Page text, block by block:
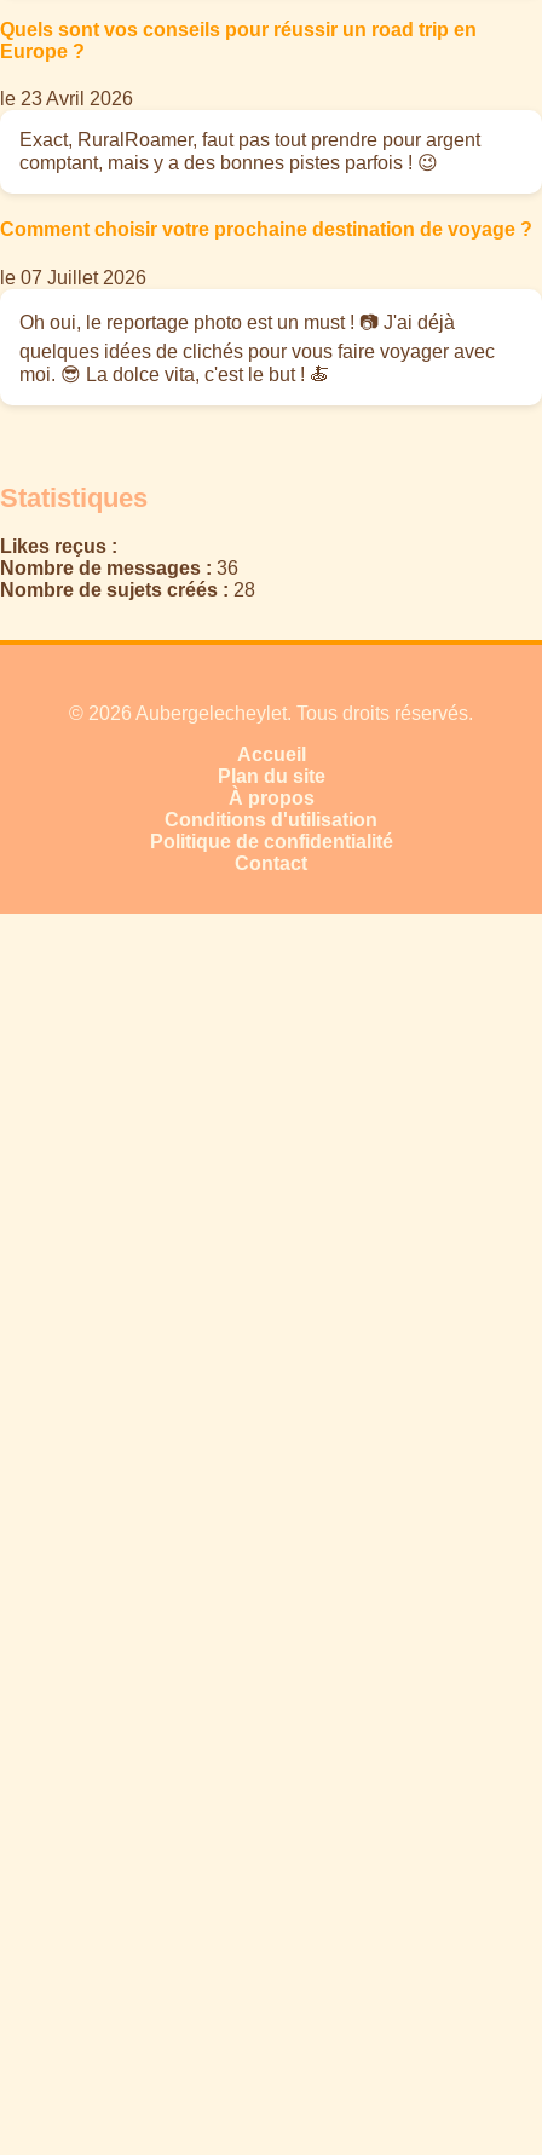
Quels sont vos conseils pour réussir un road trip en
Europe ?
le 23 Avril 2026
Exact, RuralRoamer, faut pas tout prendre pour argent
comptant, mais y a des bonnes pistes parfois ! 😉
Comment choisir votre prochaine destination de voyage ?
le 07 Juillet 2026
Oh oui, le reportage photo est un must ! 📷 J'ai déjà
quelques idées de clichés pour vous faire voyager avec
moi. 😎 La dolce vita, c'est le but ! 🍝
Statistiques
Likes reçus :
Nombre de messages : 36
Nombre de sujets créés : 28
© 2026 Aubergelecheylet. Tous droits réservés.
Accueil
Plan du site
À propos
Conditions d'utilisation
Politique de confidentialité
Contact